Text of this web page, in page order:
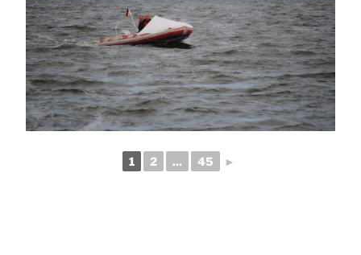
1 2 ... 45 ►